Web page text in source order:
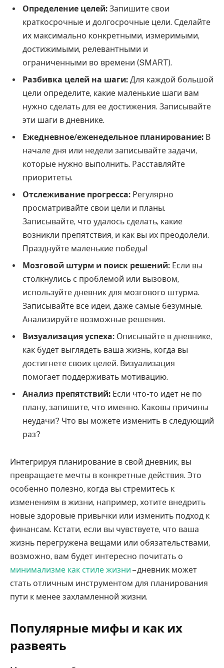
Определение целей: Запишите свои
краткосрочные и долгосрочные цели. Сделайте
их максимально конкретными, измеримыми,
достижимыми, релевантными и
ограниченными во времени (SMART).
Разбивка целей на шаги: Для каждой большой
цели определите, какие маленькие шаги вам
нужно сделать для ее достижения. Записывайте
эти шаги в дневнике.
Ежедневное/еженедельное планирование: В
начале дня или недели записывайте задачи,
которые нужно выполнить. Расставляйте
приоритеты.
Отслеживание прогресса: Регулярно
просматривайте свои цели и планы.
Записывайте, что удалось сделать, какие
возникли препятствия, и как вы их преодолели.
Празднуйте маленькие победы!
Мозговой штурм и поиск решений: Если вы
столкнулись с проблемой или вызовом,
используйте дневник для мозгового штурма.
Записывайте все идеи, даже самые безумные.
Анализируйте возможные решения.
Визуализация успеха: Описывайте в дневнике,
как будет выглядеть ваша жизнь, когда вы
достигнете своих целей. Визуализация
помогает поддерживать мотивацию.
Анализ препятствий: Если что-то идет не по
плану, запишите, что именно. Каковы причины
неудачи? Что вы можете изменить в следующий
раз?
Интегрируя планирование в свой дневник, вы
превращаете мечты в конкретные действия. Это
особенно полезно, когда вы стремитесь к
изменениям в жизни, например, хотите внедрить
новые здоровые привычки или изменить подход к
финансам. Кстати, если вы чувствуете, что ваша
жизнь перегружена вещами или обязательствами,
возможно, вам будет интересно почитать о
минимализме как стиле жизни – дневник может
стать отличным инструментом для планирования
пути к менее захламленной жизни.
Популярные мифы и как их
развеять